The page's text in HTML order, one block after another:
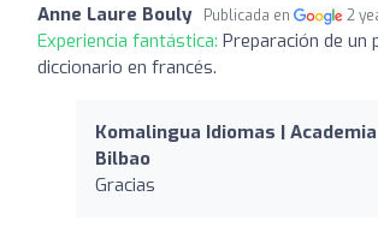
Anne Laure Bouly Publicada en 2
Experiencia fantástica: Preparación de un
diccionario en francés.
Komalingua Idiomas |
Bilbao
Gracias